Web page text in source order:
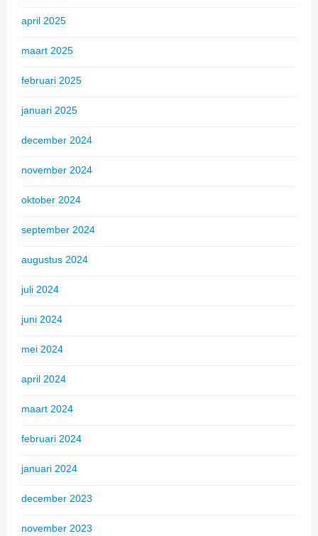
april 2025
maart 2025
februari 2025
januari 2025
december 2024
november 2024
oktober 2024
september 2024
augustus 2024
juli 2024
juni 2024
mei 2024
april 2024
maart 2024
februari 2024
januari 2024
december 2023
november 2023